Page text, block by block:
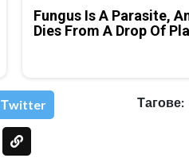
Fungus Is A Parasite,
Dies From A Drop Of
Тwitter Тагове: